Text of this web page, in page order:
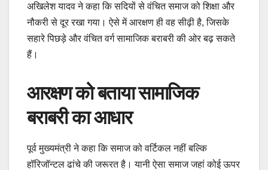
अखिलेश यादव ने कहा कि सदियों से वंचित समाज को शिक्षा और
नौकरी से दूर रखा गया। ऐसे में आरक्षण ही वह सीढ़ी है, जिसके
सहारे पिछड़े और वंचित वर्ग सामाजिक बराबरी की ओर बढ़ सकते
हैं।
आरक्षण को बताया सामाजिक
बराबरी का आधार
पूर्व मुख्यमंत्री ने कहा कि समाज को वर्टिकल नहीं बल्कि
हॉरिजॉन्टल ढांचे की जरूरत है। यानी ऐसा समाज जहां कोई ऊपर